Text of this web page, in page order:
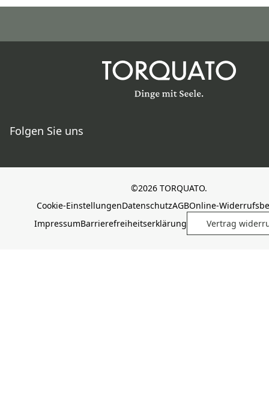
Folgen Sie uns
©2026 TORQUATO.
Cookie-EinstellungenDatenschutzAGBOnline-
ImpressumBarrierefreiheitserklärung Vertrag